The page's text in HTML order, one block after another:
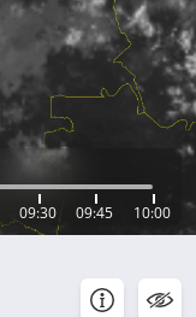
09:30 09:45 10:00